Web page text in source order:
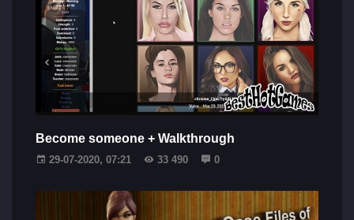
Become someone + Walkthrough
29-07-2020, 07:21 33 490 0